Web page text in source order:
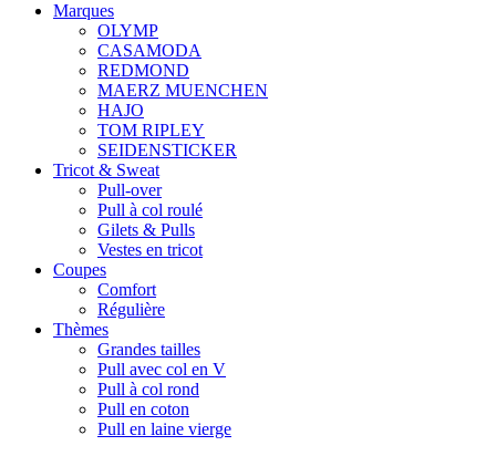
Marques
OLYMP
CASAMODA
REDMOND
MAERZ MUENCHEN
HAJO
TOM RIPLEY
SEIDENSTICKER
Tricot & Sweat
Pull-over
Pull à col roulé
Gilets & Pulls
Vestes en tricot
Coupes
Comfort
Régulière
Thèmes
Grandes tailles
Pull avec col en V
Pull à col rond
Pull en coton
Pull en laine vierge